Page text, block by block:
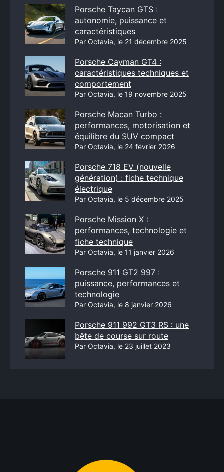
Porsche Taycan GTS :
autonomie, puissance et
caractéristiques
Par Octavia, le 21 décembre 2025
Porsche Cayman GT4 :
caractéristiques techniques et
comportement
Par Octavia, le 19 novembre 2025
Porsche Macan Turbo :
performances, motorisation et
équilibre du SUV compact
Par Octavia, le 24 février 2026
Porsche 718 EV (nouvelle
génération) : fiche technique
électrique
Par Octavia, le 5 décembre 2025
Porsche Mission X :
performances, technologie et
fiche technique
Par Octavia, le 11 janvier 2026
Porsche 911 GT2 997 :
puissance, performances et
technologie
Par Octavia, le 8 janvier 2026
Porsche 911 992 GT3 RS : une
bête de course sur route
Par Octavia, le 23 juillet 2023